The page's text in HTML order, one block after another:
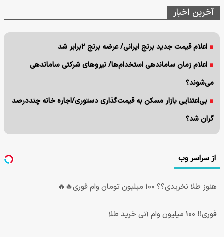
آخرین اخبار
اعلام قیمت جدید برنج ایرانی/ عرضه برنج ۲برابر شد
اعلام زمان ساماندهی استخدام‌‌ها/ نیروهای شرکتی ساماندهی
می‌شوند؟
بی‌اعتنایی بازار مسکن به قیمت‌گذاری دستوری/اجاره خانه چنددرصد
گران شد؟
از سراسر وب
هنوز طلا نخریدی؟؟ 100 میلیون تومان وام فوری🔥🔥
فوری‼️ 100 میلیون وام آنی خرید طلا